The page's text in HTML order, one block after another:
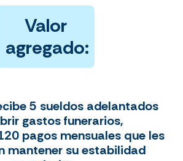
Valor
agregado:
5 sueldos adelantados
gastos funerarios,
pagos mensuales que les
mantener su estabilidad